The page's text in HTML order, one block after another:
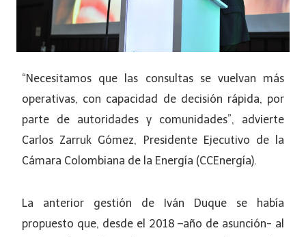
“Necesitamos que las consultas se vuelvan más
operativas, con capacidad de decisión rápida, por
parte de autoridades y comunidades”, advierte
Carlos Zarruk Gómez, Presidente Ejecutivo de la
Cámara Colombiana de la Energía (CCEnergía).
La anterior gestión de Iván Duque se había
propuesto que, desde el 2018 –año de asunción- al